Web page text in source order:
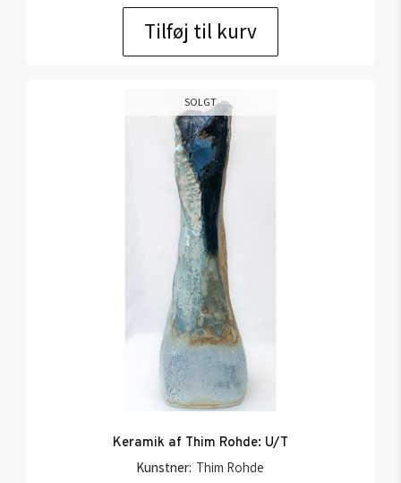
Tilføj til kurv
Keramik af Thim Rohde: U/T
Kunstner: Thim Rohde
SOLGT